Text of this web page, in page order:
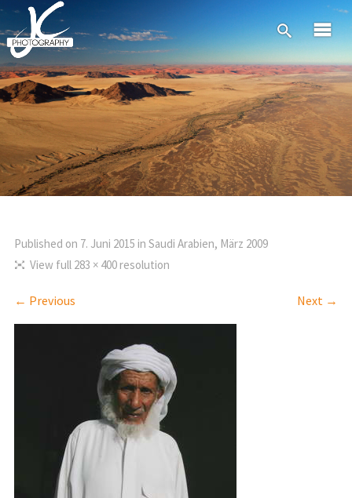
Published on 7. Juni 2015 in Saudi Arabien, März 2009
View full 283 × 400 resolution
← Previous Next →